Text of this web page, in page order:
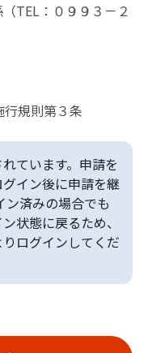
TEL：０９９３－２
規則第３条
ています。申請を
イン後に申請を継
済みの場合でも
状態に戻るため、
ログインしてくだ